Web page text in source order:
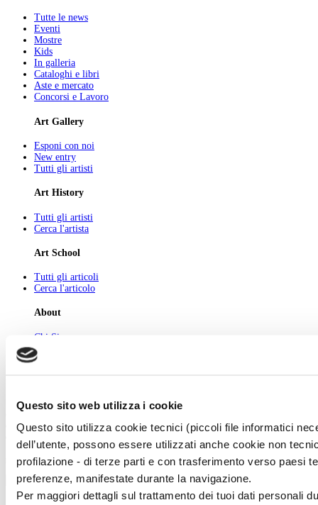
Questo sito web utilizza i cookie
Questo sito utilizza cookie tecnici (piccoli file informatici
dell’utente, possono essere utilizzati anche cookie non
profilazione - di terze parti e con trasferimento verso paesi
preferenze, manifestate durante la navigazione.
Per maggiori dettagli sul trattamento dei tuoi dati personali
Tutte le news
Eventi
Mostre
Kids
In galleria
Cataloghi e libri
Aste e mercato
Concorsi e Lavoro
Art Gallery
Esponi con noi
New entry
Tutti gli artisti
Art History
Tutti gli artisti
Cerca l'artista
Art School
Tutti gli articoli
Cerca l'articolo
About
Chi Siamo
Pubblicità
Newsletter
Codice fiscale e numero d'iscrizione al Registro Imprese di Milano - 80009810484
powered by ZUMEDIA